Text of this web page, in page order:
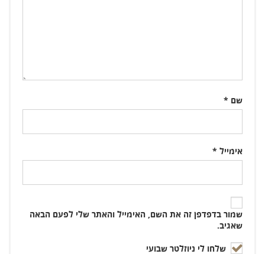
שם *
אימייל *
שמור בדפדפן זה את השם, האימייל והאתר שלי לפעם הבאה
שאגיב.
שלחו לי ניוזלטר שבועי